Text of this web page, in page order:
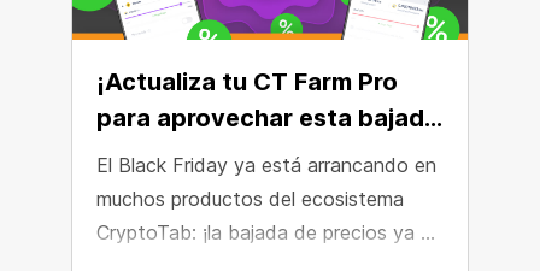
¡Actualiza tu CT Farm Pro
para aprovechar esta bajada
de precio!
El Black Friday ya está arrancando en
muchos productos del ecosistema
CryptoTab: ¡la bajada de precios ya ha